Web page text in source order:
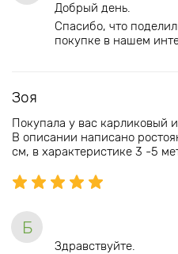
Добрый день.
Спасибо, что
покупке в нашем
Зоя
Покупала у вас карликовый
В описании написано
см, в характеристике 3 -5
Б
Здравствуйте.